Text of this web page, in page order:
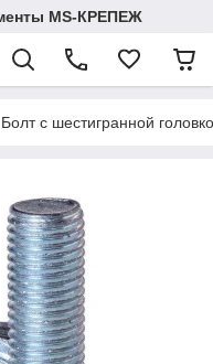
MS-КРЕПЕЖ
Болт с шестигранной